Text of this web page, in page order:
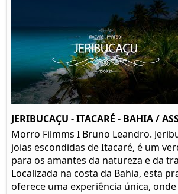
JERIBUCAÇU - ITACARÉ - BAHIA /
Morro Filmms I Bruno Leandro.
joias escondidas de Itacaré, é um
para os amantes da natureza e da
Localizada na costa da Bahia, esta
oferece uma experiência única, onde